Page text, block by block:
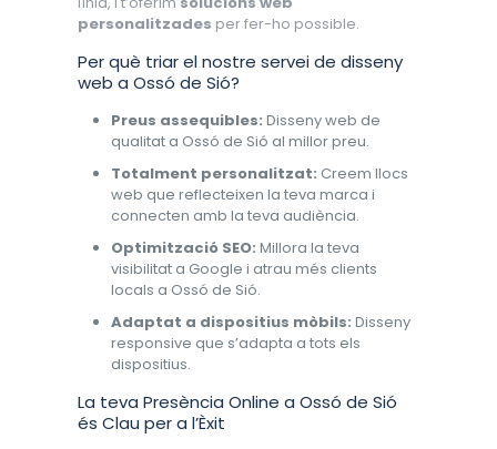
personalitzades per fer-ho possible.
Per què triar el nostre servei de disseny
web a Ossó de Sió?
Preus assequibles: Disseny web de
qualitat a Ossó de Sió al millor preu.
Totalment personalitzat: Creem llocs
web que reflecteixen la teva marca i
connecten amb la teva audiència.
Optimització SEO: Millora la teva
visibilitat a Google i atrau més clients
locals a Ossó de Sió.
Adaptat a dispositius mòbils: Disseny
responsive que s’adapta a tots els
dispositius.
La teva Presència Online a Ossó de Sió
és Clau per a l’Èxit